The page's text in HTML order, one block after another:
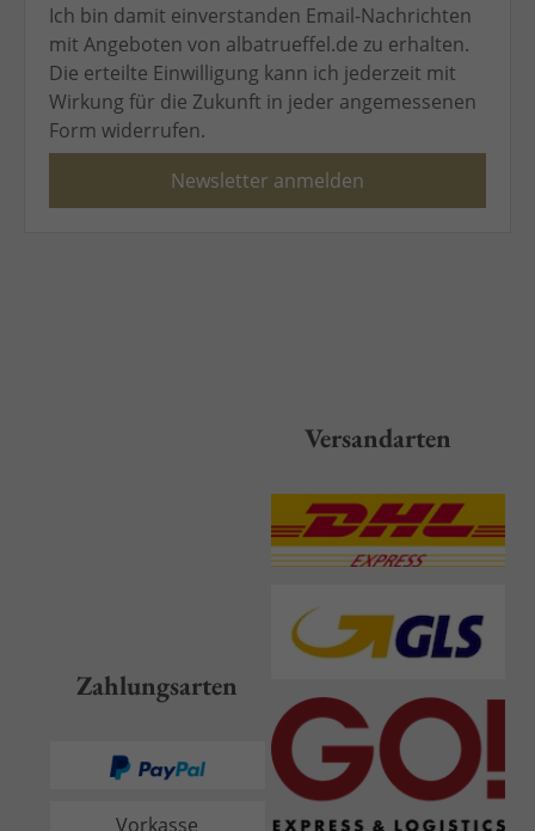
Ich bin damit einverstanden Email-Nachrichten
mit Angeboten von albatrueffel.de zu erhalten.
Die erteilte Einwilligung kann ich jederzeit mit
Wirkung für die Zukunft in jeder angemessenen
Form widerrufen.
Zahlungsarten
Vorkasse
Versandarten